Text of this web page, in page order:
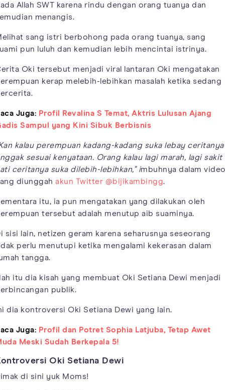
Allah SWT karena rindu dengan orang tuanya dan
menangis.
sang istri berbohong pada orang tuanya, sang
pun luluh dan kemudian lebih mencintai istrinya.
Oki tersebut menjadi viral lantaran Oki mengatakan
kerap melebih-lebihkan masalah ketika sedang
Juga: Profil Revalina S Temat, Aktris Lulusan Ajang
Sampul yang Kini Sibuk Berbisnis
kalau perempuan kadang-kadang suka lebay ceritanya
sesuai kenyataan. Orang kalau lagi marah, lagi sakit
ceritanya suka dilebih-lebihkan," imbuhnya dalam
diunggah akun Twitter @bijikambingg.
itu, ia pun mengatakan yang dilakukan oleh
tersebut adalah menutup aib suaminya.
sisi lain, netizen geram karena seharusnya seseorang
perlu menutupi ketika mengalami kekerasan dalam
tangga.
itu dia kisah yang membuat Oki Setiana Dewi menjadi
publik.
dia kontroversi Oki Setiana Dewi yang lain.
Juga: Profil dan Potret Sophia Latjuba, Tetap Awet
Meski Sudah Berkepala 5!
Oki Setiana Dewi
di sini yuk Moms!